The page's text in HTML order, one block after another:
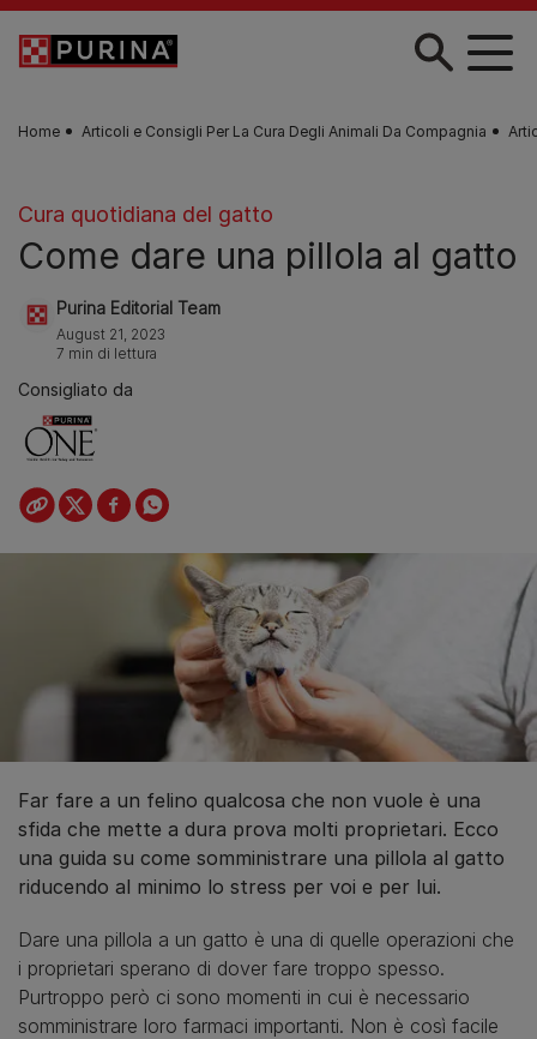
Skip to main content
Home Articoli e Consigli Per La Cura Degli Animali Da Compagnia
Cura quotidiana del gatto
Come dare una pillola al gatto
Purina Editorial Team
August 21, 2023
7 min di lettura
Consigliato da
Far fare a un felino qualcosa che non vuole è una
sfida che mette a dura prova molti proprietari. Ecco
una guida su come somministrare una pillola al gatto
riducendo al minimo lo stress per voi e per lui.
Dare una pillola a un gatto è una di quelle operazioni che
i proprietari sperano di dover fare troppo spesso.
Purtroppo però ci sono momenti in cui è necessario
somministrare loro farmaci importanti. Non è così facile